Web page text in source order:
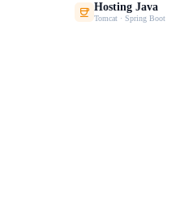
 Hosting Java
Tomcat · Spring Boot